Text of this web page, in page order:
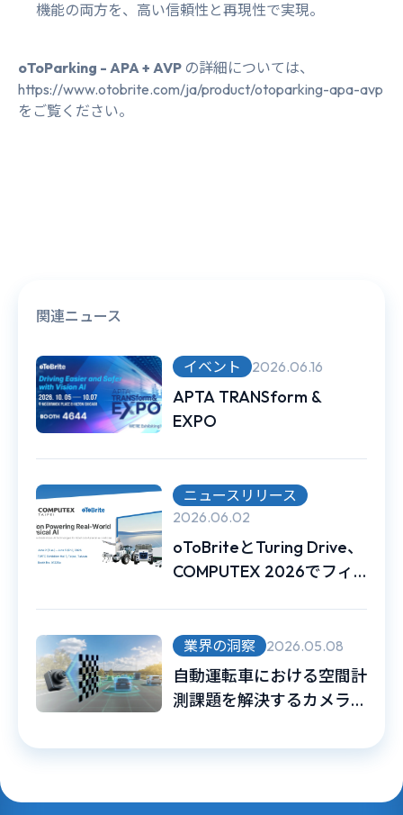
機能の両方を、高い信頼性と再現性で実現。
oToParking - APA + AVP の詳細については、
https://www.otobrite.com/ja/product/otoparking-apa-avp
をご覧ください。
関連ニュース
イベント 2026.06.16
APTA TRANSform &
EXPO
ニュースリリース
2026.06.02
oToBriteとTuring Drive、
COMPUTEX 2026でフィ
業界の洞察 2026.05.08
自動運転車における空間計
測課題を解決するカメラ内
ンストリンシックキャリブ